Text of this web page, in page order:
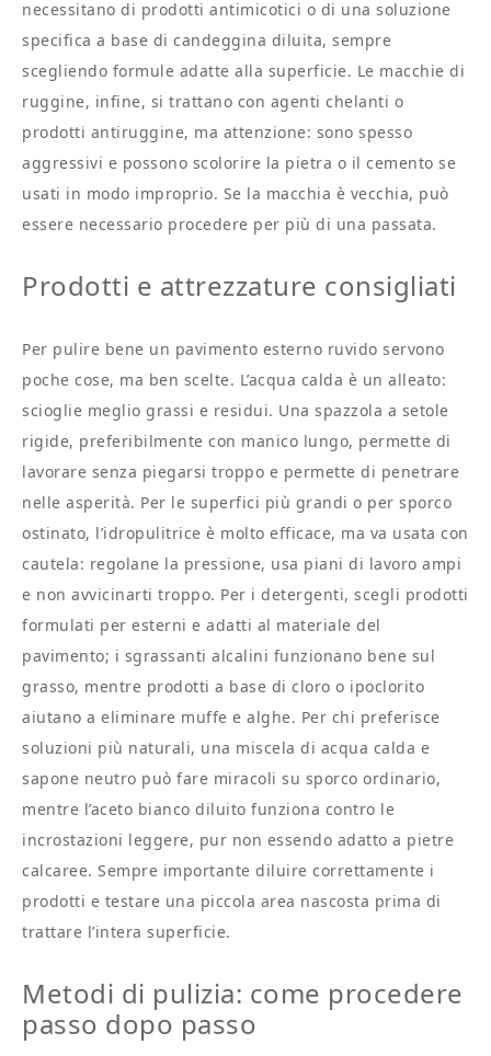
necessitano di prodotti antimicotici o di una soluzione
specifica a base di candeggina diluita, sempre
scegliendo formule adatte alla superficie. Le macchie di
ruggine, infine, si trattano con agenti chelanti o
prodotti antiruggine, ma attenzione: sono spesso
aggressivi e possono scolorire la pietra o il cemento se
usati in modo improprio. Se la macchia è vecchia, può
essere necessario procedere per più di una passata.
Prodotti e attrezzature consigliati
Per pulire bene un pavimento esterno ruvido servono
poche cose, ma ben scelte. L’acqua calda è un alleato:
scioglie meglio grassi e residui. Una spazzola a setole
rigide, preferibilmente con manico lungo, permette di
lavorare senza piegarsi troppo e permette di penetrare
nelle asperità. Per le superfici più grandi o per sporco
ostinato, l’idropulitrice è molto efficace, ma va usata con
cautela: regolane la pressione, usa piani di lavoro ampi
e non avvicinarti troppo. Per i detergenti, scegli prodotti
formulati per esterni e adatti al materiale del
pavimento; i sgrassanti alcalini funzionano bene sul
grasso, mentre prodotti a base di cloro o ipoclorito
aiutano a eliminare muffe e alghe. Per chi preferisce
soluzioni più naturali, una miscela di acqua calda e
sapone neutro può fare miracoli su sporco ordinario,
mentre l’aceto bianco diluito funziona contro le
incrostazioni leggere, pur non essendo adatto a pietre
calcaree. Sempre importante diluire correttamente i
prodotti e testare una piccola area nascosta prima di
trattare l’intera superficie.
Metodi di pulizia: come procedere
passo dopo passo